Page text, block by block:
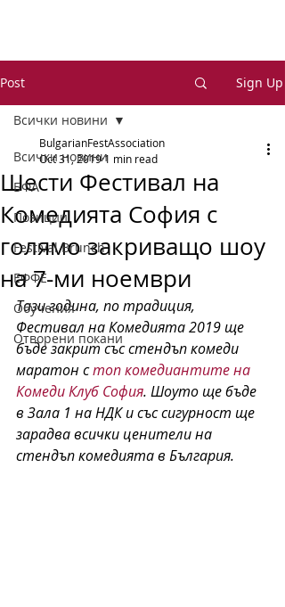
Post Sign Up
Всички новини
БФА
Позиции
Festival Brunch
ЕФФЕ
Обучения
Отворени покани
Всички новини
Шести Фестивал на
Комедията София с
голямо закриващо шоу
на 7-ми ноември
BulgarianFestAssociation
Oct 31, 20191 min read
Тази година, по традиция,
Фестивал на Комедията 2019 ще
бъде закрит със стендъп комеди
маратон с топ комедиантите на
Комеди Клуб София. Шоуто ще бъде
в Зала 1 на НДК и със сигурност ще
зарадва всички ценители на
стендъп комедията в България.